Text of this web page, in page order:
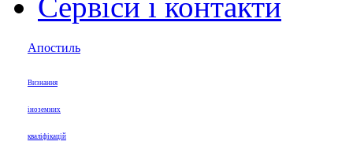
Апостиль
Визнання
іноземних
кваліфікацій